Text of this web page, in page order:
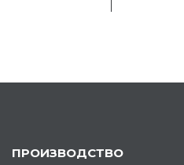
ПРОИЗВОДСТВО